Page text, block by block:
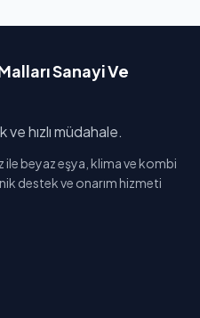
Sanayi Ve
hızlı müdahale.
ile beyaz eşya, klima ve kombi
destek ve onarım hizmeti